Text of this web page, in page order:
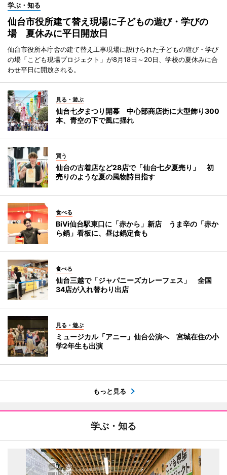
学ぶ・知る
仙台市役所建て替え現場に子どもの遊び・学びの
場 夏休みに平日開放日
仙台市役所本庁舎の建て替え工事現場に設けられた子どもの遊び・学び
の場「こども現場プロジェクト」が8月18日～20日、学校の夏休みに合
わせ平日に開放される。
見る・遊ぶ
仙台七夕まつり開幕 中心部商店街に大型飾り300
本、青空の下で風に揺れ
買う
仙台の古着店など28店で「仙台七夕夏売り」 初
売りのような夏の風物詩目指す
食べる
BiVi仙台駅東口に「赤から」新店 うま辛の「赤か
ら鍋」看板に、昼は鍋定食も
食べる
仙台三越で「ジャパニーズカレーフェス」 全国
34店が入れ替わり出店
見る・遊ぶ
ミュージカル「アニー」仙台公演へ 宮城在住の小
学2年生も出演
もっと見る
学ぶ・知る